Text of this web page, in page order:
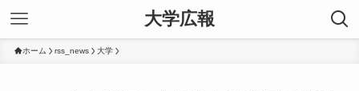
大学広報
ホーム rss_news 大学